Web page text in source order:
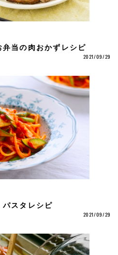
弁当の肉おかずレシピ
2021/09/29
パスタレシピ
2021/09/29